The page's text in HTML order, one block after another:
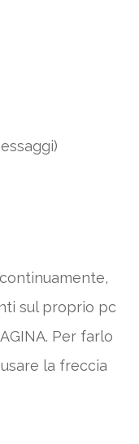
sul proprio pc
Per farlo
la freccia